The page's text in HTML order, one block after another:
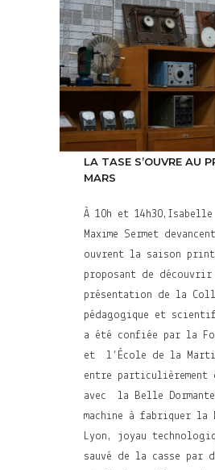
LA TASE S’OUVRE AU
MARS
À 10h et
Maxime Sermet
ouvrent la saison
proposant de
présentation de la
pédagogique et
a été confiée par la
et l’École de la
entre particulièrement
avec la Belle
machine à fabriquer la
Lyon, joyau
sauvé de la casse par